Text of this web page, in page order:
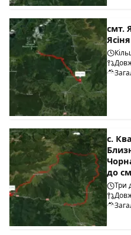
смт.
Ясіня
с.
до
Три